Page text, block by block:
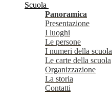
Scuola
Panoramica
Presentazione
I luoghi
Le persone
I numeri della scuola
Le carte della scuola
Organizzazione
La storia
Contatti